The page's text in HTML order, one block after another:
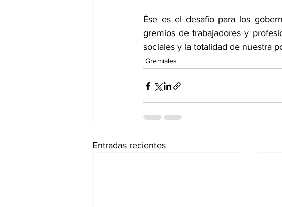
Ése es el desafío para los
gremios de trabajadores y
sociales y la totalidad de nuestra
Gremiales
Entradas recientes